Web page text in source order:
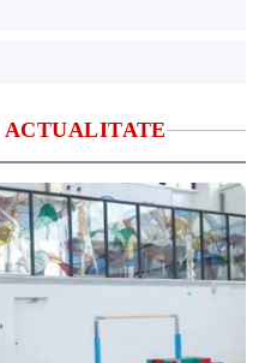
ACTUALITATE